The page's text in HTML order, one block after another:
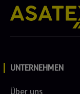
UNTERNEHMEN
Über uns